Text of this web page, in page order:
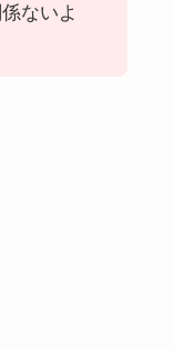
ないよ